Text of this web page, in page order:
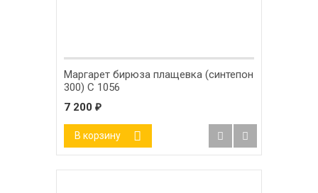
Маргарет бирюза плащевка (синтепон
300) С 1056
7 200 ₽
В корзину